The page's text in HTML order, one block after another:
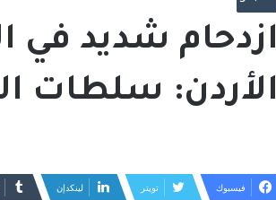
ازدحام شديد في
الأردن: سلطات
فيسبوك تويتر لينكدإن